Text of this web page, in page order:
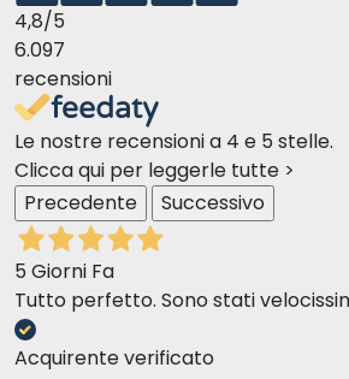
4,8/5
6.097
recensioni
Le nostre recensioni a 4 e 5 stelle.
Clicca qui per leggerle tutte >
Precedente
Successivo
5 Giorni Fa
Tutto perfetto. Sono stati
Acquirente verificato